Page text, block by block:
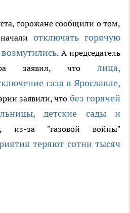
горожане сообщили о том,
отключать горячую
возмутились. А председатель
заявил, что лица,
газа в Ярославле,
заявили, что без горячей
детские сады и
из-за "газовой войны"
теряют сотни тысяч